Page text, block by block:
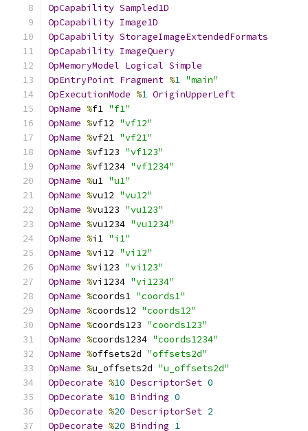
OpCapability Sampled1D
OpCapability Image1D
OpCapability StorageImageExtendedFormats
OpCapability ImageQuery
OpMemoryModel Logical Simple
OpEntryPoint Fragment %1 "main"
OpExecutionMode %1 OriginUpperLeft
OpName %f1 "f1"
OpName %vf12 "vf12"
OpName %vf21 "vf21"
OpName %vf123 "vf123"
OpName %vf1234 "vf1234"
OpName %u1 "u1"
OpName %vu12 "vu12"
OpName %vu123 "vu123"
OpName %vu1234 "vu1234"
OpName %i1 "i1"
OpName %vi12 "vi12"
OpName %vi123 "vi123"
OpName %vi1234 "vi1234"
OpName %coords1 "coords1"
OpName %coords12 "coords12"
OpName %coords123 "coords123"
OpName %coords1234 "coords1234"
OpName %offsets2d "offsets2d"
OpName %u_offsets2d "u_offsets2d"
OpDecorate %10 DescriptorSet 0
OpDecorate %10 Binding 0
OpDecorate %20 DescriptorSet 2
OpDecorate %20 Binding 1